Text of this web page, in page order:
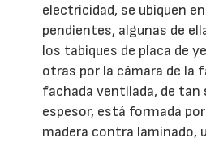
electricidad, se ubiquen
pendientes, algunas de
los tabiques de placa de
otras por la cámara de la
fachada ventilada, de tan
espesor, está formada
madera contra laminado,